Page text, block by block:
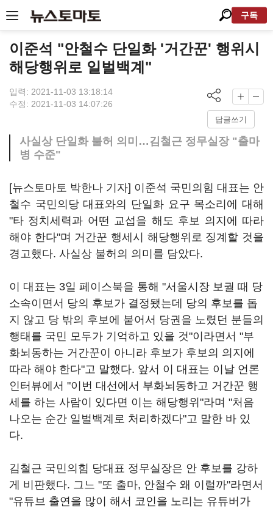
구독
이준석 "안철수 단일화 '거간꾼' 행위시
해당행위로 일벌백계"
입력: 2021-11-03 13:18:14
수정: 2021-11-03 14:07:26
답글쓰기
사실상 단일화 불허 의미…김철근 정무실장 "출마
병 수준"
[뉴스토마토 박한나 기자] 이준석 국민의힘 대표는 안
철수 국민의당 대표와의 단일화 요구 목소리에 대해
"타 정치세력과 어떤 교섭을 해도 후보 의지에 따라
해야 한다"며 거간꾼 행세시 해당행위로 징계할 것을
경고했다. 사실상 불허의 의미를 담았다.
이 대표는 3일 페이스북을 통해 "서울시장 보궐 때 당
소속이면서 당의 후보가 결정됐는데 당의 후보를 돕
지 않고 당 밖의 후보에 붙어서 당권을 노렸던 분들의
행태를 국민 모두가 기억하고 있을 것"이라면서 "부
화뇌동하는 거간꾼이 아니라 후보가 후보의 의지에
따라 해야 한다"고 말했다. 앞서 이 대표는 이날 언론
인터뷰에서 "이번 대선에서 부화뇌동하고 거간꾼 행
세를 하는 사람이 있다면 이는 해당행위"라며 "처음
나오는 순간 일벌백계로 처리하겠다"고 말한 바 있
다.
김철근 국민의힘 당대표 정무실장은 안 후보를 강하
게 비판했다. 그느 "또 출마, 안철수 왜 이럴까"라면서
"유튜브 출연을 많이 해서 코인을 노리는 유튜버가